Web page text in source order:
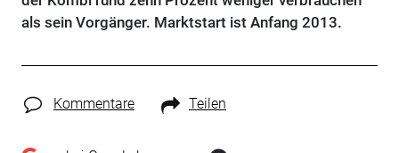
als sein Vorgänger. Marktstart ist Anfang 2013.
Kommentare Teilen